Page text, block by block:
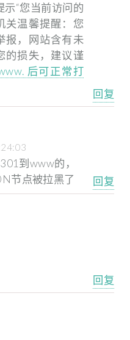
示“您当前访问的
关温馨提醒：您
报，网站含有未
的损失，建议谨
后可正常打
回复
到www的，
节点被拉黑了
回复
回复